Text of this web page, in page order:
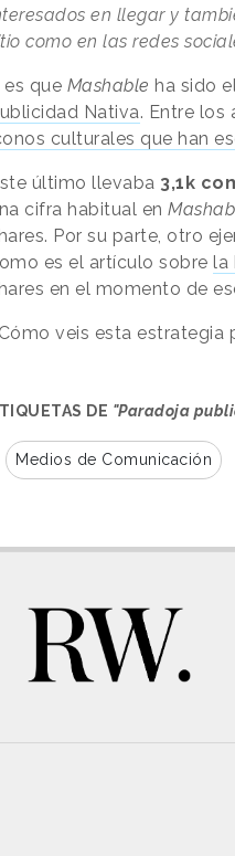
en llegar y
como en las redes
es que Mashable ha sido
Nativa. Entre los
culturales que han
último llevaba 3,1k
cifra habitual en
Por su parte, otro
es el artículo sobre la
en el momento de
veis esta estrategia
DE "Paradoja
Medios de Comunicación